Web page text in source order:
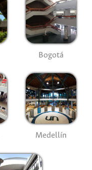
Bogotá
Medellín